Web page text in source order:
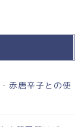
赤唐辛子との使